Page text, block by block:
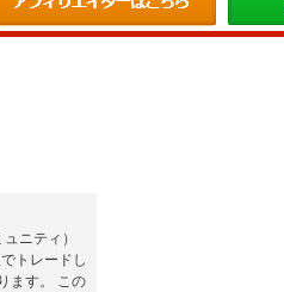
ニティ）
トレードし
ます。 この